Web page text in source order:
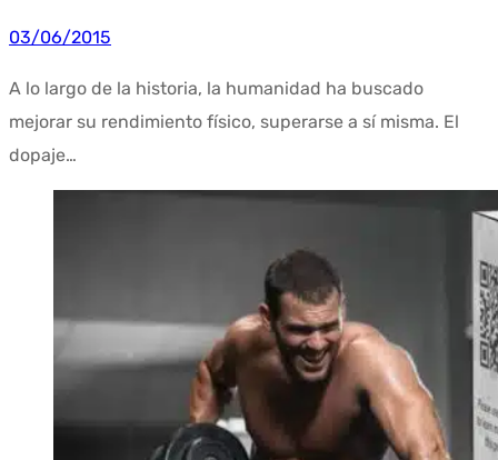
03/06/2015
A lo largo de la historia, la humanidad ha buscado
mejorar su rendimiento físico, superarse a sí misma. El
dopaje…